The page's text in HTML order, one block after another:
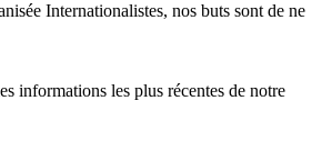
Internationalistes, nos buts sont de ne
informations les plus récentes de notre